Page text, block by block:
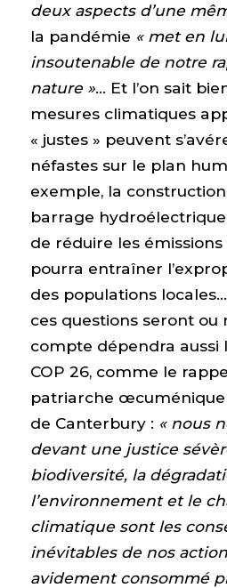
deux aspects d’une
la pandémie « met en
insoutenable de notre
nature »… Et l’on sait
mesures climatiques
« justes » peuvent
néfastes sur le plan
exemple, la construction
barrage
de réduire les émissions
pourra entraîner
des populations
ces questions seront ou
compte dépendra aussi
COP 26, comme le
patriarche œcuménique
de Canterbury : « nous
devant une justice
biodiversité, la
l’environnement et le
climatique sont les
inévitables de nos
avidement consommé